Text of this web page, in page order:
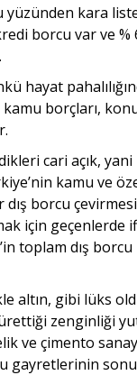
yüzünden kara
borcu var ve %
hayat
kamu borç­ları,
cari açık,
kamu ve
dış borcu
için geçenlerde
toplam dış
altın, gibi lüks
zen­ginliği
ve çimento